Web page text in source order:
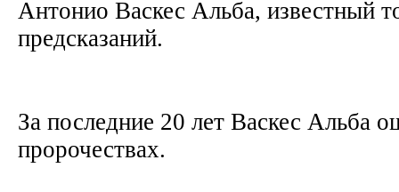
Антонио Васкес Альба, известный
предсказаний.
За последние 20 лет Васкес Альба
пророчествах.